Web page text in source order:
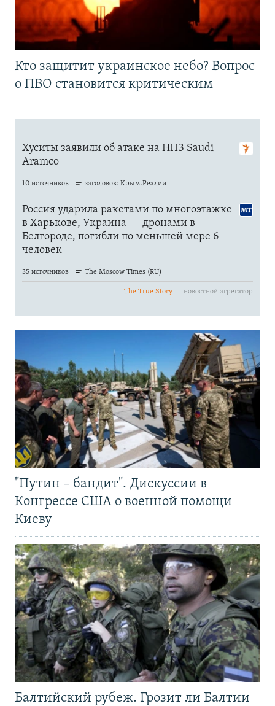
Кто защитит украинское небо? Вопрос
о ПВО становится критическим
"Путин – бандит". Дискуссии в
Конгрессе США о военной помощи
Киеву
Балтийский рубеж. Грозит ли Балтии